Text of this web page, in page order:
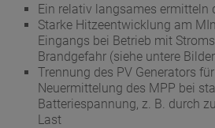
Ein relativ langsames ermitteln
Starke Hitzeentwicklung am
Eingangs bei Betrieb mit
Brandgefahr (siehe untere
Trennung des PV Generators
Neuermittelung des MPP bei
Batteriespannung, z. B. durch
Last